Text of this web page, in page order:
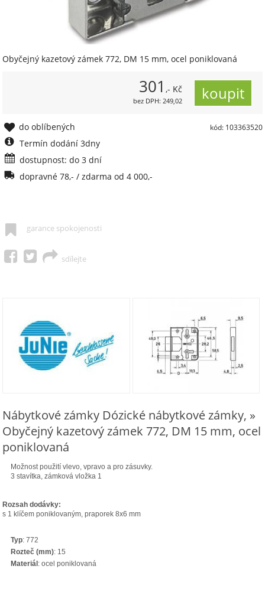
Obyčejný kazetový zámek 772, DM 15 mm, ocel poniklovaná
301 ,- Kč
bez DPH: 249,02
kód: 103363520
do oblíbených
Termín dodání 3dny
dostupnost: do 3 dní
dopravné 78,- / zdarma od 4 000,-
garance spokojenosti
sdílejte
Nábytkové zámky Dózické nábytkové zámky, »
Obyčejný kazetový zámek 772, DM 15 mm, ocel
poniklovaná
Možnost použití vlevo, vpravo a pro zásuvky.
3 stavítka, zámková vložka 1
Rozsah dodávky:
s 1 klíčem poniklovaným, praporek 8x6 mm
Typ: 772
Rozteč (mm): 15
Materiál : ocel poniklovaná